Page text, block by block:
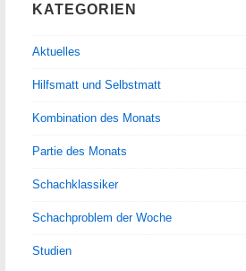
KATEGORIEN
Aktuelles
Hilfsmatt und Selbstmatt
Kombination des Monats
Partie des Monats
Schachklassiker
Schachproblem der Woche
Studien